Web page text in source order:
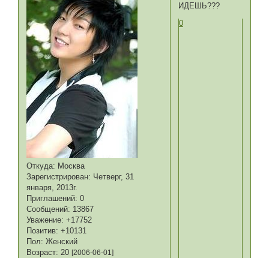
Откуда: Москва
Зарегистрирован: Четверг, 31
января, 2013г.
Приглашений: 0
Сообщений: 13867
Уважение: +17752
Позитив: +10131
Пол: Женский
Возраст: 20[2006-06-01]
ИДЕШЬ???
0